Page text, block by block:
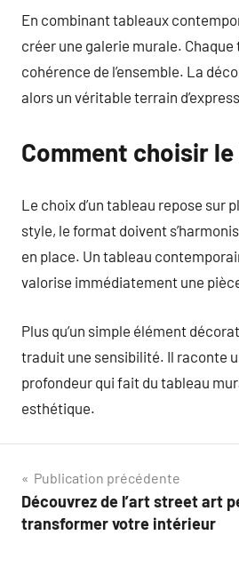
En combinant tableaux
créer une galerie murale.
cohérence de l’ensemble. La
alors un véritable terrain
Comment choisir
Le choix d’un tableau repose sur
style, le format doivent
en place. Un tableau
valorise immédiatement une
Plus qu’un simple élément
traduit une sensibilité. Il raconte
profondeur qui fait du tableau
esthétique.
Navigation
de
Publication précédente
Découvrez de l’art street art
transformer votre intérieur